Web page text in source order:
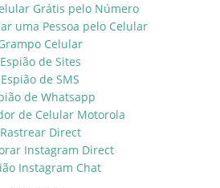
Grátis pelo Número
uma Pessoa pelo Celular
Celular
Espião de Sites
Espião de SMS
de Whatsapp
de Celular Motorola
Rastrear Direct
Instagram Direct
Instagram Chat